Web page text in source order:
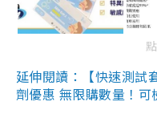
延伸閱讀：【快速測試
劑優惠 無限購數量！